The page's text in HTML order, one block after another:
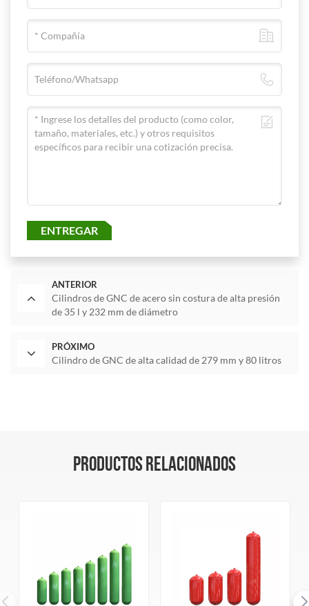
ENTREGAR
ANTERIOR
Cilindros de GNC de acero sin costura de alta presión
de 35 l y 232 mm de diámetro
PRÓXIMO
Cilindro de GNC de alta calidad de 279 mm y 80 litros
PRODUCTOS RELACIONADOS